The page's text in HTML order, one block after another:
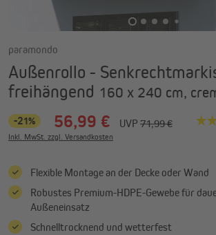
paramondo
Außenrollo -
freihängend 160 x 240 cm,
-21% 56,99 € UVP 71,99 €
Inkl. MwSt. zzgl. Versandkosten
Flexible Montage an der Decke oder Wand
Robustes Premium-HDPE-Gewebe für
Außeneinsatz
Schnelltrocknend und wetterfest